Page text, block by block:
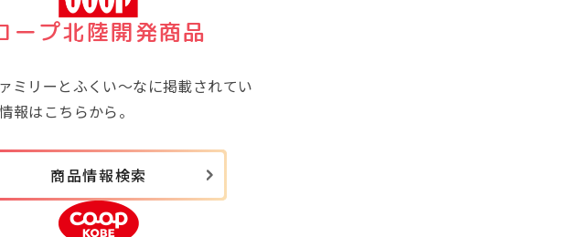
ープ北陸開発商品
ミリーとふくい～なに掲載されてい
報はこちらから。
商品情報検索